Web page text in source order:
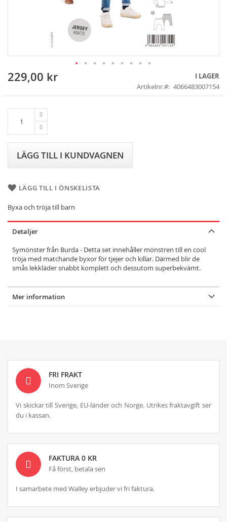
Skip
the
229,00 kr
I LAGER
Artikelnr.
4066483007154
LÄGG TILL I KUNDVAGNEN
LÄGG TILL I ÖNSKELISTA
Byxa och tröja till barn
Detaljer
Symönster från Burda - Detta set innehåller mönstren till en cool
tröja med matchande byxor för tjejer och killar. Därmed blir de
smås lekkläder snabbt komplett och dessutom superbekvämt.
Mer information
FRI FRAKT
Inom Sverige
Vi skickar till Sverige, EU-länder och Norge. Utrikes fraktavgift ser
du i kassan.
FAKTURA 0 KR
Få först, betala sen
I samarbete med Walley erbjuder vi fri faktura.